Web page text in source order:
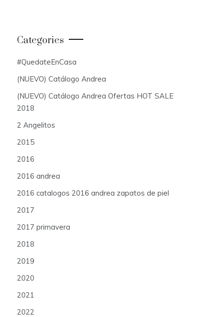
Categories
#QuedateEnCasa
(NUEVO) Catálogo Andrea
(NUEVO) Catálogo Andrea Ofertas HOT SALE
2018
2 Angelitos
2015
2016
2016 andrea
2016 catalogos 2016 andrea zapatos de piel
2017
2017 primavera
2018
2019
2020
2021
2022